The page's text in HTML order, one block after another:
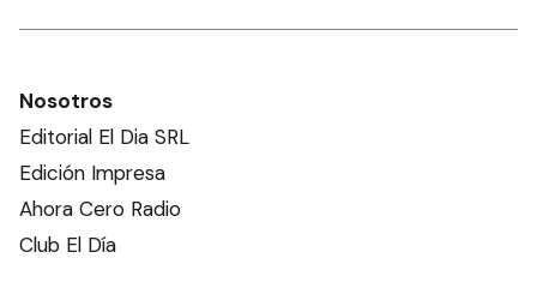
Nosotros
Editorial El Dia SRL
Edición Impresa
Ahora Cero Radio
Club El Día